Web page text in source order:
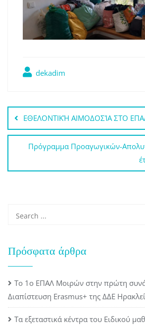
dekadim
Πλοήγηση
άρθρων
ΕΘΕΛΟΝΤΙΚΉ ΑΙΜΟΔΟΣΊΑ ΣΤΟ
Πρόγραμμα Προαγωγικών-
Πρόσφατα άρθρα
Το 1ο ΕΠΑΛ Μοιρών στην πρώτη
Διαπίστευση Erasmus+ της ΔΔΕ
Τα εξεταστικά κέντρα του Ειδικού